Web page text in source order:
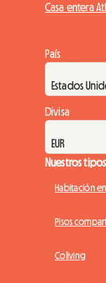
Casa entera
País
Divisa
Nuestros
Habitación
Pisos
Coliving